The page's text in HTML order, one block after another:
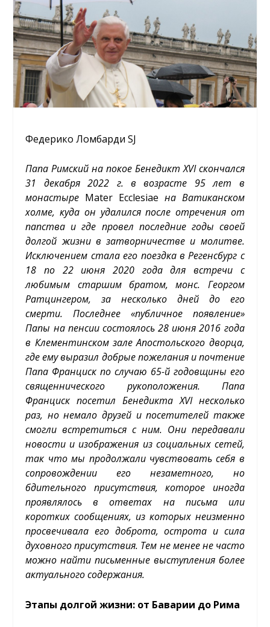
Федерико Ломбарди SJ
Папа Римский на покое Бенедикт XVI скончался
31 декабря 2022 г. в возрасте 95 лет в
монастыре Mater Ecclesiae на Ватиканском
холме, куда он удалился после отречения от
папства и где провел последние годы своей
долгой жизни в затворничестве и молитве.
Исключением стала его поездка в Регенсбург с
18 по 22 июня 2020 года для встречи с
любимым старшим братом, монс. Георгом
Ратцингером, за несколько дней до его
смерти. Последнее «публичное появление»
Папы на пенсии состоялось 28 июня 2016 года
в Клементинском зале Апостольского дворца,
где ему выразил добрые пожелания и почтение
Папа Франциск по случаю 65-й годовщины его
священнического рукоположения. Папа
Франциск посетил Бенедикта XVI несколько
раз, но немало друзей и посетителей также
смогли встретиться с ним. Они передавали
новости и изображения из социальных сетей,
так что мы продолжали чувствовать себя в
сопровождении его незаметного, но
бдительного присутствия, которое иногда
проявлялось в ответах на письма или
коротких сообщениях, из которых неизменно
просвечивала его доброта, острота и сила
духовного присутствия. Тем не менее не часто
можно найти письменные выступления более
актуального содержания.
Этапы долгой жизни: от Баварии до Рима